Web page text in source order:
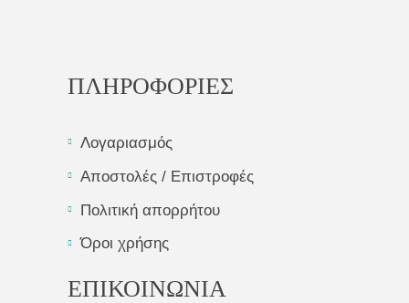
ΠΛΗΡΟΦΟΡΙΕΣ
Λογαριασμός
Αποστολές / Επιστροφές
Πολιτική απορρήτου
Όροι χρήσης
ΕΠΙΚΟΙΝΩΝΙΑ